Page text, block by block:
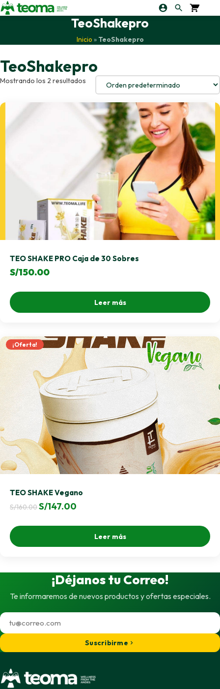
TeoShakepro
Inicio » TeoShakepro
TeoShakepro
Mostrando los 2 resultados
TEO SHAKE PRO Caja de 30 Sobres
S/150.00
Leer más
¡Oferta!
TEO SHAKE Vegano
S/160.00El
era:
S/147.00
actual
es:
Leer más
¡Déjanos tu Correo!
Te informaremos de nuevos productos y ofertas especiales.
Suscribirme